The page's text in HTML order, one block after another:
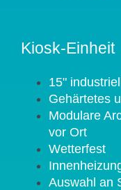
Kiosk-Einheit
15"
Gehärtetes
Modulare
vor Ort
Wetterfest
Auswahl an